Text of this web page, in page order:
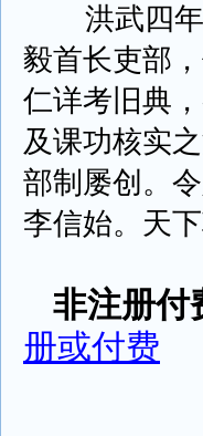
洪武四年
毅首长吏部
仁详考旧典
及课功核实
部制屡创。
李信始。天
非注册付
册或付费